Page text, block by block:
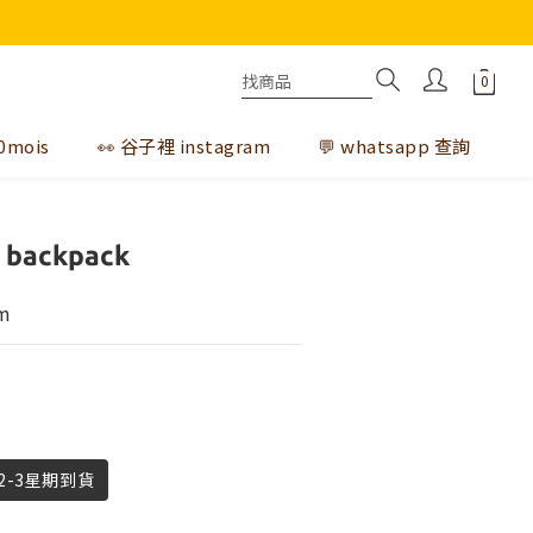
👀 谷子裡 instagram 💬 whatsapp 查詢
3星期到貨